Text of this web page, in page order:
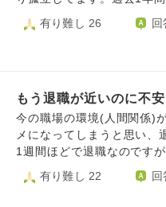
した。 毎日職場に行きた
で永年在籍した部署に異動
部署に異動申請したました
ない、首にはできないので
わけにはいかないと言って
が、異動申請はわがままで
ってました。事実上の戦力
り、体調や気分もしんどい
有り難し 26 回
もう退職が近いのに不安
今の職場の環境(人間関係)
メになってしまうと思い、
1週間ほどで退職なのです
等)ができていません。上
んの業務を依頼してきて、
有り難し 22 回